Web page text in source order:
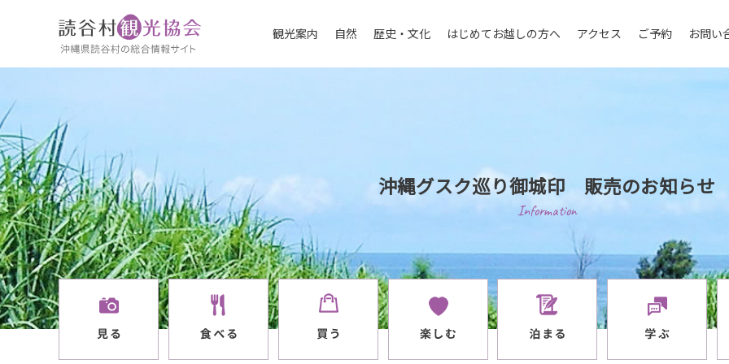
観光案内 自然 歴史・文化 はじめてお越しの方へ アクセス ご予約 お問い
沖縄グスク巡り御城印 販売のお知らせ
Information